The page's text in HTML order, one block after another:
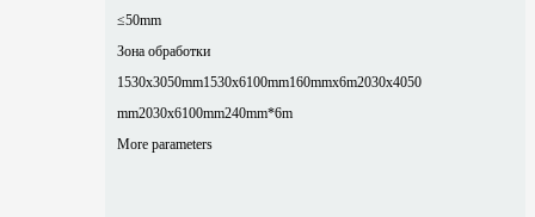
≤50mm
Зона обработки
1530x3050mm1530x6100mm160mmx6m2030x4050
mm2030x6100mm240mm*6m
More parameters